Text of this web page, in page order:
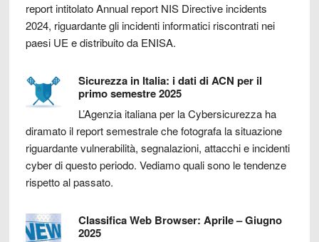
report intitolato Annual report NIS Directive incidents
2024, riguardante gli incidenti informatici riscontrati nei
paesi UE e distribuito da ENISA.
Sicurezza in Italia: i dati di ACN per il
primo semestre 2025
L’Agenzia italiana per la Cybersicurezza ha
diramato il report semestrale che fotografa la situazione
riguardante vulnerabilità, segnalazioni, attacchi e incidenti
cyber di questo periodo. Vediamo quali sono le tendenze
rispetto al passato.
Classifica Web Browser: Aprile – Giugno
2025